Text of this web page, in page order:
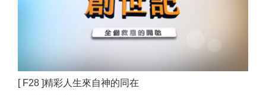
[ F28 ]精彩人生來自神的同在